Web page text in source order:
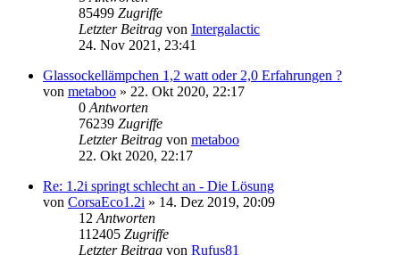
85499 Zugriffe
Letzter Beitrag von Intergalactic
24. Nov 2021, 23:41
Glassockellämpchen 1,2 watt oder 2,0 Erfahrungen ?
von metaboo » 22. Okt 2020, 22:17
0 Antworten
76239 Zugriffe
Letzter Beitrag von metaboo
22. Okt 2020, 22:17
Re: 1.2i springt schlecht an - Die Lösung
von CorsaEco1.2i » 14. Dez 2019, 20:09
12 Antworten
112405 Zugriffe
Letzter Beitrag von Rufus81